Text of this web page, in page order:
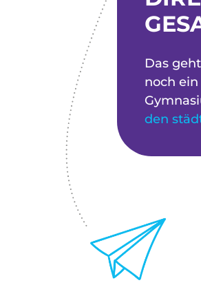
Das
noch
den